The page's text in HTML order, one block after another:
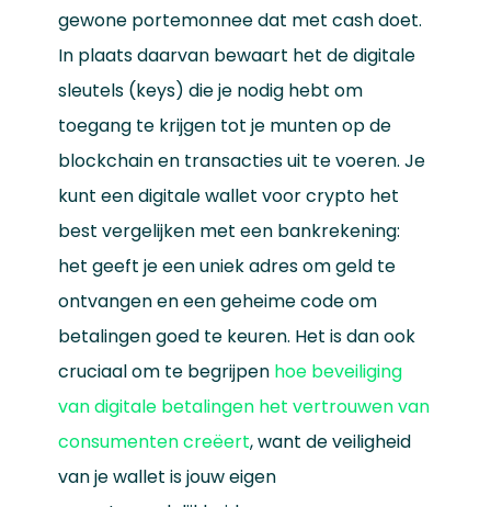
gewone portemonnee dat met cash doet.
In plaats daarvan bewaart het de digitale
sleutels (keys) die je nodig hebt om
toegang te krijgen tot je munten op de
blockchain en transacties uit te voeren. Je
kunt een digitale wallet voor crypto het
best vergelijken met een bankrekening:
het geeft je een uniek adres om geld te
ontvangen en een geheime code om
betalingen goed te keuren. Het is dan ook
cruciaal om te begrijpen hoe beveiliging
van digitale betalingen het vertrouwen van
consumenten creëert, want de veiligheid
van je wallet is jouw eigen